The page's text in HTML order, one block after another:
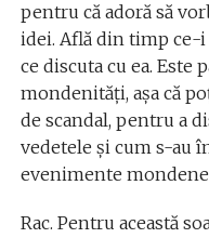
pentru că adoră să
idei. Află din timp ce-i
ce discuta cu ea. Este
mondenităţi, aşa că
de scandal, pentru a
vedetele şi cum s-au
evenimente
Rac. Pentru această